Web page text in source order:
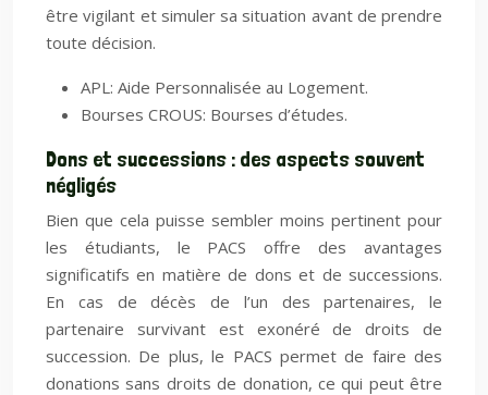
être vigilant et simuler sa situation avant de prendre
toute décision.
APL: Aide Personnalisée au Logement.
Bourses CROUS: Bourses d’études.
Dons et successions : des aspects souvent
négligés
Bien que cela puisse sembler moins pertinent pour
les étudiants, le PACS offre des avantages
significatifs en matière de dons et de successions.
En cas de décès de l’un des partenaires, le
partenaire survivant est exonéré de droits de
succession. De plus, le PACS permet de faire des
donations sans droits de donation, ce qui peut être